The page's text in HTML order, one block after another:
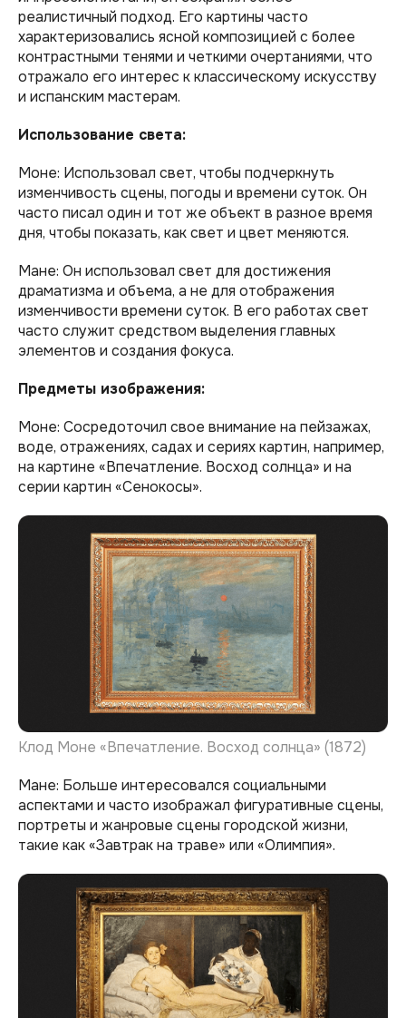
реалистичный подход. Его картины часто
характеризовались ясной композицией с более
контрастными тенями и четкими очертаниями, что
отражало его интерес к классическому искусству
и испанским мастерам.
Использование света:
Моне: Использовал свет, чтобы подчеркнуть
изменчивость сцены, погоды и времени суток. Он
часто писал один и тот же объект в разное время
дня, чтобы показать, как свет и цвет меняются.
Мане: Он использовал свет для достижения
драматизма и объема, а не для отображения
изменчивости времени суток. В его работах свет
часто служит средством выделения главных
элементов и создания фокуса.
Предметы изображения:
Моне: Сосредоточил свое внимание на пейзажах,
воде, отражениях, садах и сериях картин, например,
на картине «Впечатление. Восход солнца» и на
серии картин «Сенокосы».
Клод Моне «Впечатление. Восход солнца» (1872)
Мане: Больше интересовался социальными
аспектами и часто изображал фигуративные сцены,
портреты и жанровые сцены городской жизни,
такие как «Завтрак на траве» или «Олимпия».